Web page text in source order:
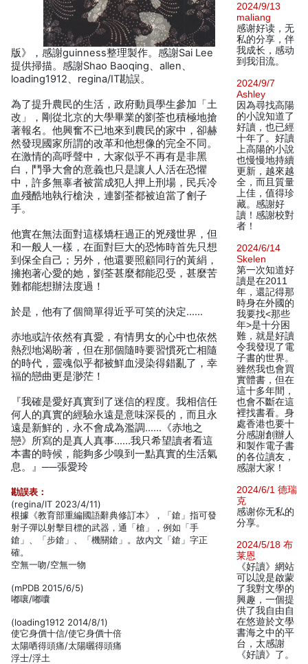
版》，感謝guinness整理製作。感謝Sai Lee
提供掃描。感謝Shao Baoqing、allen、
loading1912、regina/IT勘誤。
為了提升農民的生活，政府動員學生參加「土
改」，剛從北京的大學畢業的劉荃也積極地搶
著報名。他興奮不已地來到農民的家中，卻赫
然發現國家所謂的改革和他想像的完全不同。
在激情的高呼聲中，大家似乎不再有是非黑
白，鬥爭大會的意義也只是讓人人活在恐懼
中，許多無辜者被當成犯人押上刑場，民兵冷
血殘酷地執行槍決，連劉荃都被迫當了劊子
手。
他實在無法面對這樣矯枉過正的兇殘世界，但
和一般人一樣，在面對巨大的恐怖時首先只想
到保全自己；另外，他還要照顧同行的黃絹，
擁抱著心愛的她，劉荃甚麼都能忍受，甚麼苦
難都能想辦法度過！
於是，他有了個簡單得近乎可笑的決定……
赤地或許依然有真愛，有情男女的心中也依然
熱烈地渴盼著，但在那個隨時要習慣死亡相隨
的時代，靈魂似乎都被鮮血浸染得錯亂了，幸
福的戀曲更是渺茫！
『我確是愛好真實到了迷信的程度。我相信任
何人的真實的經驗永遠是意味深長的，而且永
遠是新鮮的，永不會成為濫調……《赤地之
戀》所寫的是真人真事……我只希望讀者看這
本書的時候，能夠多少嗅到一點真實的生活氣
息。』──張愛玲
勘誤表：
(regina/IT 2023/4/11)
根據《教育部重編國語辭典修訂本》，「鎗」指可發
射子彈以射擊目標的武器，通「槍」，例如「手
鎗」、「步鎗」、「機關鎗」。故內文「鎗」字正
確。
空無一吻/空無一物
(mPDB 2015/6/5)
嘟嚷/嘟囔
(loading1912 2014/8/1)
使它身價十信/使它身價十倍
太陽哂得頭痛/太陽曬得頭痛
浮士/浮土
2024/9/13
maliang
感谢好读，无
私的分享，伴
我成长，感动
到我泪流。
2024/9/7
Ashley
因為尋找高陽
的小說知道了
好讀，也已經
十年了。好讀
上高陽的小說
也慢慢地持續
更新，越來越
全，而且質量
上佳，值得珍
藏。感謝好
讀！感謝校對
者！
2024/6/14
Skelen
第一次知道好
讀是在2011
年，還記得那
時身在外國的
我要找<那些
年>是十分困
難，就是好讀
令我發現了電
子書的世界。
雖然我也會買
實體書，但在
這十多年間，
也會不斷在這
裡找書看。身
處香港也要十
分感謝創辦人
和製作電子書
的各位讀友，
感謝大家！
2024/6/1 德瑞
克
感谢你无私的
分享。
2024/5/18 布
莱恩
《好讀》網站
可以說是啟蒙
了我對文學的
興趣，一個提
供了我自由自
在悠遊於文學
書海之中的平
台，太感謝
《好讀》了。